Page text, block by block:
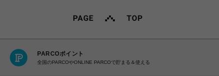
PARCOポイント
全国のPARCOやONLINE PARCOで貯まる＆使える